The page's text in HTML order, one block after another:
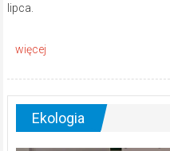
lipca.
Ekologia